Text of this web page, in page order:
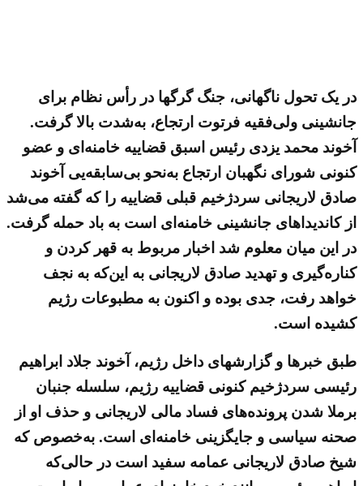
در یک تحول ناگهانی، جنگ گرگها در رأس نظام برای
جانشینی ولی‌فقیه فرتوت ارتجاع، به‌شدت بالا گرفت.
آخوند محمد یزدی رئیس اسبق قضاییه خامنه‌ای و عضو
کنونی شورای نگهبان ارتجاع به‌نحو بی‌سابقه‌یی آخوند
صادق لاریجانی سردژخیم قبلی قضاییه را که گفته می‌شد
از کاندیداهای جانشینی خامنه‌ای است به باد حمله گرفت.
در این میان معلوم شد اخبار مربوط به قهر کردن و
کناره‌گیری و تهدید صادق لاریجانی به این‌که به نجف
خواهد رفت، جدی بوده و اکنون به مطبوعات رژیم
کشیده است.
طبق خبرها و گزارشهای داخل رژیم، آخوند جلاد ابراهیم
رئیسی سردژخیم کنونی قضاییه رژیم، سلسله جنبان
برملا شدن پرونده‌های فساد مالی لاریجانی و حذف او از
صحنه سیاسی و جایگزینی خامنه‌ای است. به‌خصوص که
شیخ صادق لاریجانی عمامه سفید است در حالی‌که